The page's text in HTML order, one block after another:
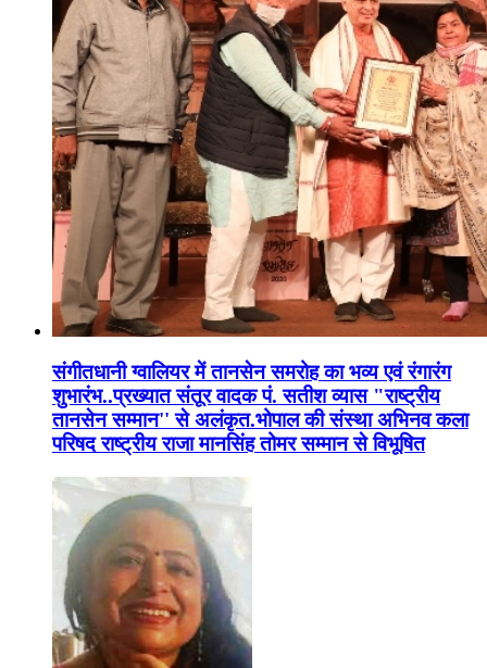
संगीतधानी ग्वालियर में तानसेन समरोह का भव्य एवं रंगारंग
शुभारंभ..प्रख्यात संतूर वादक पं. सतीश व्यास "राष्ट्रीय
तानसेन सम्मान'' से अलंकृत.भोपाल की संस्था अभिनव कला
परिषद राष्ट्रीय राजा मानसिंह तोमर सम्मान से विभूषित